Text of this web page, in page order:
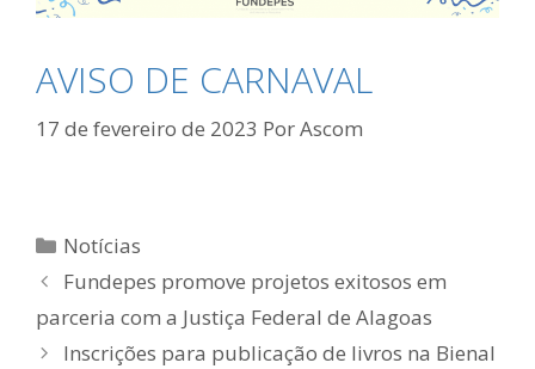
AVISO DE CARNAVAL
17 de fevereiro de 2023 PorAscom
Categorias
Notícias
Fundepes promove projetos exitosos em
parceria com a Justiça Federal de Alagoas
Inscrições para publicação de livros na Bienal